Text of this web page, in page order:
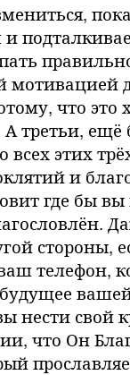
что
А третьи,
этих
и
где бы
стороны,
будущее
нести
что Он